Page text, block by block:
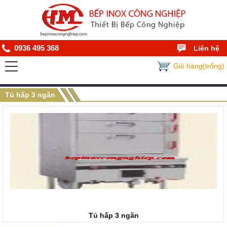
0936 495 368 Liên hệ
Giỏ hàng(trống)
Tủ hấp 3 ngăn
Tủ hấp 3 ngăn